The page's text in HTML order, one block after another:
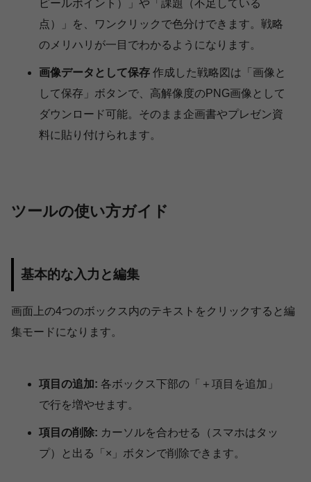
ピールポイント）」や「課題（不足している
点）」を、ワンクリックで色分けできます。戦略
のメリハリが一目でわかるようになります。
画像データとして保存 作成した戦略図は「画像と
して保存」ボタンで、高解像度のPNG画像として
ダウンロード可能。そのまま企画書やプレゼン資
料に貼り付けられます。
ツールの使い方ガイド
基本的な入力と編集
画面上の4つのボックス内のテキストをクリックすると編
集モードになります。
項目の追加: 各ボックス下部の「＋項目を追加」
で行を増やせます。
項目の削除: カーソルを合わせる（スマホはタッ
プ）と出る「×」ボタンで削除できます。